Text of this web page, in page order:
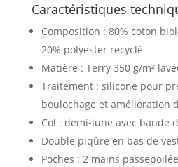
Caractéristiques
Composition : 80% coton
20% polyester recyclé
Matière : Terry 350 g/m²
Traitement : silicone pour
boulochage et amélioration
Col : demi-lune avec bande
Double piqûre en bas de
Poches : 2 mains